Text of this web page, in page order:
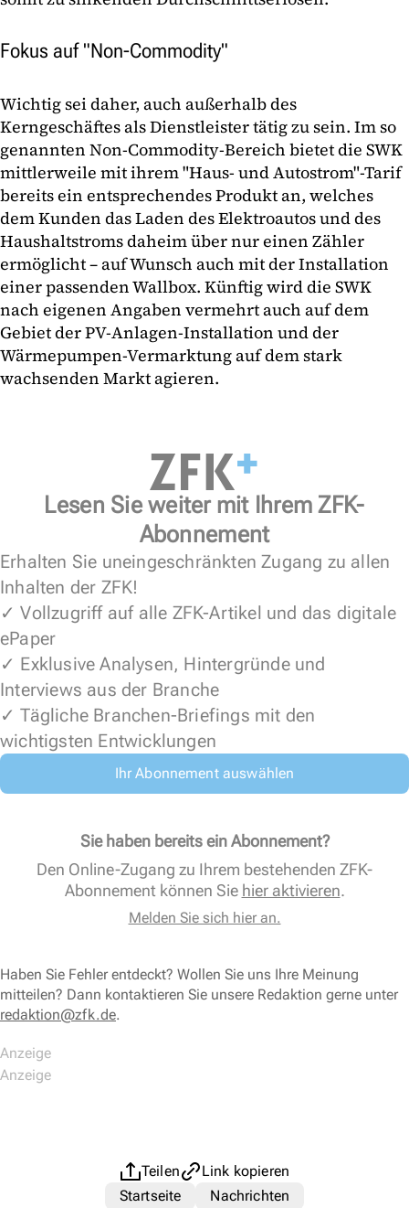
Fokus auf "Non-Commodity"
Wichtig sei daher, auch außerhalb des
Kerngeschäftes als Dienstleister tätig zu sein. Im so
genannten Non-Commodity-Bereich bietet die SWK
mittlerweile mit ihrem "Haus- und Autostrom"-Tarif
bereits ein entsprechendes Produkt an, welches
dem Kunden das Laden des Elektroautos und des
Haushaltstroms daheim über nur einen Zähler
ermöglicht – auf Wunsch auch mit der Installation
einer passenden Wallbox. Künftig wird die SWK
nach eigenen Angaben vermehrt auch auf dem
Gebiet der PV-Anlagen-Installation und der
Wärmepumpen-Vermarktung auf dem stark
wachsenden Markt agieren.
Lesen Sie weiter mit Ihrem ZFK-
Abonnement
Erhalten Sie uneingeschränkten Zugang zu allen
Inhalten der ZFK!
✓ Vollzugriff auf alle ZFK-Artikel und das digitale
ePaper
✓ Exklusive Analysen, Hintergründe und
Interviews aus der Branche
✓ Tägliche Branchen-Briefings mit den
wichtigsten Entwicklungen
Ihr Abonnement auswählen
Sie haben bereits ein Abonnement?
Den Online-Zugang zu Ihrem bestehenden ZFK-
Abonnement können Sie hier aktivieren.
Melden Sie sich hier an.
Haben Sie Fehler entdeckt? Wollen Sie uns Ihre Meinung
mitteilen? Dann kontaktieren Sie unsere Redaktion gerne unter
redaktion@zfk.de.
Teilen
Link kopieren
Startseite
Nachrichten